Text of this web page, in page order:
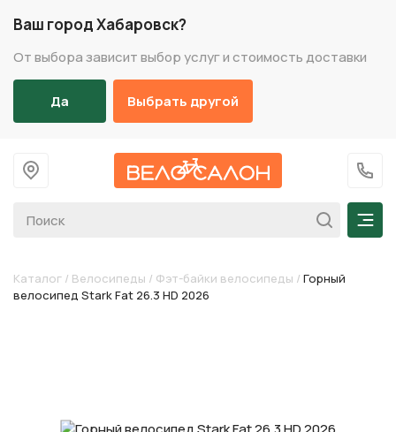
Ваш город Хабаровск?
От выбора зависит выбор услуг и стоимость доставки
Да Выбрать другой
На главную
+7
Каталог / Велосипеды / Фэт-байки велосипеды / Горный
велосипед Stark Fat 26.3 HD 2026